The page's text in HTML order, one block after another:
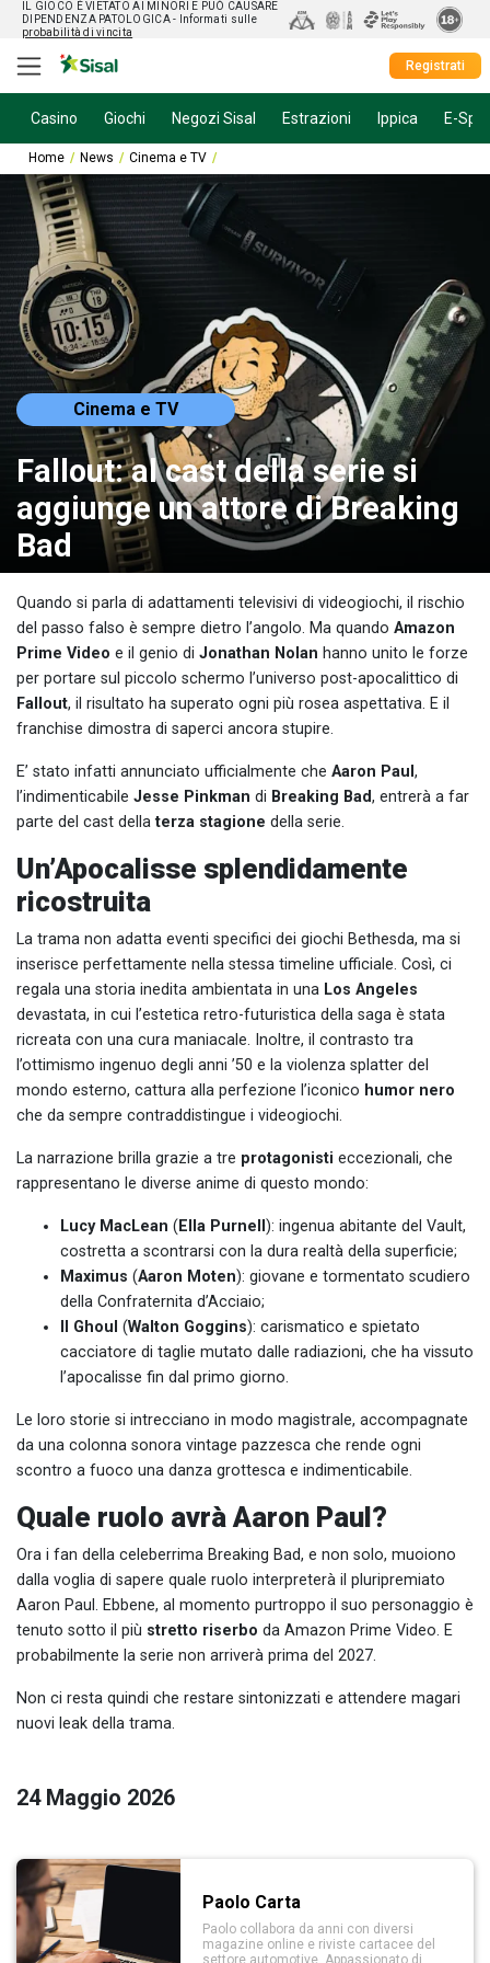
IL GIOCO È VIETATO AI MINORI E PUÒ CAUSARE
DIPENDENZA PATOLOGICA - Informati sulle
probabilità di vincita
Registrati
Casino Giochi Negozi Sisal Estrazioni Ippica E-
Home News Cinema e TV
Cinema e TV
Fallout: al cast della serie si
aggiunge un attore di Breaking
Bad
Quando si parla di adattamenti televisivi di videogiochi, il rischio
del passo falso è sempre dietro l’angolo. Ma quando Amazon
Prime Video e il genio di Jonathan Nolan hanno unito le forze
per portare sul piccolo schermo l’universo post-apocalittico di
Fallout, il risultato ha superato ogni più rosea aspettativa. E il
franchise dimostra di saperci ancora stupire.
E’ stato infatti annunciato ufficialmente che Aaron Paul ,
l’indimenticabile Jesse Pinkman di Breaking Bad, entrerà a far
parte del cast dellaterza stagione della serie.
Un’Apocalisse splendidamente
ricostruita
La trama non adatta eventi specifici dei giochi Bethesda, ma si
inserisce perfettamente nella stessa timeline ufficiale. Così, ci
regala una storia inedita ambientata in una Los Angeles
devastata, in cui l’estetica retro-futuristica della saga è stata
ricreata con una cura maniacale. Inoltre, il contrasto tra
l’ottimismo ingenuo degli anni ’50 e la violenza splatter del
mondo esterno, cattura alla perfezione l’iconico humor nero
che da sempre contraddistingue i videogiochi.
La narrazione brilla grazie a tre protagonisti eccezionali, che
rappresentano le diverse anime di questo mondo:
Lucy MacLean (Ella Purnell ): ingenua abitante del Vault,
costretta a scontrarsi con la dura realtà della superficie;
Maximus (Aaron Moten): giovane e tormentato scudiero
della Confraternita d’Acciaio;
Il Ghoul (Walton Goggins): carismatico e spietato
cacciatore di taglie mutato dalle radiazioni, che ha vissuto
l’apocalisse fin dal primo giorno.
Le loro storie si intrecciano in modo magistrale, accompagnate
da una colonna sonora vintage pazzesca che rende ogni
scontro a fuoco una danza grottesca e indimenticabile.
Quale ruolo avrà Aaron Paul?
Ora i fan della celeberrima Breaking Bad, e non solo, muoiono
dalla voglia di sapere quale ruolo interpreterà il pluripremiato
Aaron Paul. Ebbene, al momento purtroppo il suo personaggio è
tenuto sotto il più stretto riserbo da Amazon Prime Video. E
probabilmente la serie non arriverà prima del 2027.
Non ci resta quindi che restare sintonizzati e attendere magari
nuovi leak della trama.
24 Maggio 2026
Paolo Carta
Paolo collabora da anni con diversi
magazine online e riviste cartacee del
settore automotive. Appassionato di